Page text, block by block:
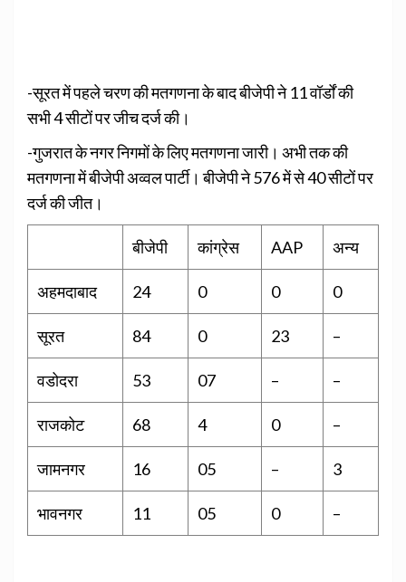
-सूरत में पहले चरण की मतगणना के बाद बीजेपी ने 11 वॉर्डों की
सभी 4 सीटों पर जीच दर्ज की।
-गुजरात के नगर निगमों के लिए मतगणना जारी। अभी तक की
मतगणना में बीजेपी अव्वल पार्टी। बीजेपी ने 576 में से 40 सीटों पर
दर्ज की जीत।
बीजेपी कांग्रेस AAP अन्य
अहमदाबाद 24 0 0 0
सूरत 84 0 23 –
वडोदरा 53 07 – –
राजकोट 68 4 0 –
जामनगर 16 05 – 3
भावनगर 11 05 0 –